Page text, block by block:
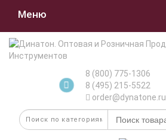
Меню
8 (800) 775-1306
8 (495) 215-5522
order@dynatone.ru